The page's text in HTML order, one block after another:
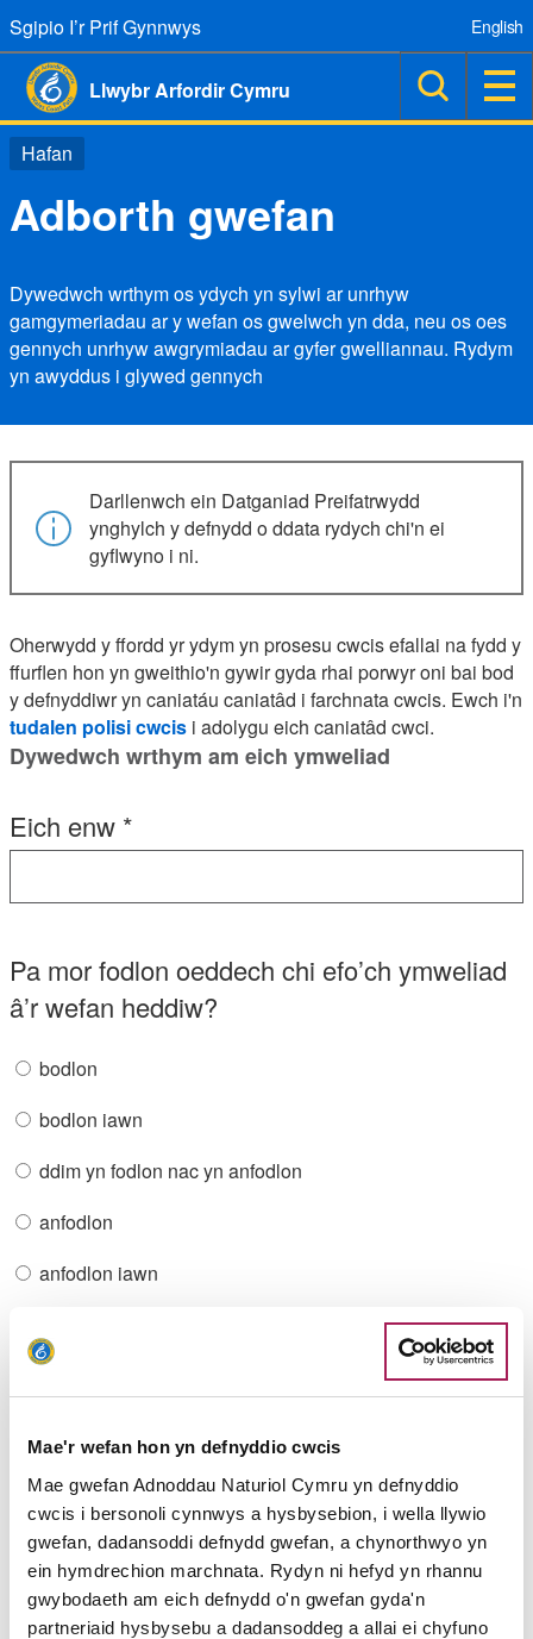
Mae'r wefan hon yn defnyddio cwcis
Mae gwefan Adnoddau Naturiol Cymru yn defnyddio
cwcis i bersonoli cynnwys a hysbysebion, i wella llywio
gwefan, dadansoddi defnydd gwefan, a chynorthwyo yn
ein hymdrechion marchnata. Rydyn ni hefyd yn rhannu
gwybodaeth am eich defnydd o'n gwefan gyda'n
partneriaid hysbysebu a dadansoddeg a allai ei chyfuno
Sgipio I’r Prif Gynnwys
Llwybr Arfordir Cymru
English
Hafan
Adborth gwefan
Dywedwch wrthym os ydych yn sylwi ar unrhyw
gamgymeriadau ar y wefan os gwelwch yn dda, neu os oes
gennych unrhyw awgrymiadau ar gyfer gwelliannau. Rydym
yn awyddus i glywed gennych
Darllenwch ein Datganiad Preifatrwydd
ynghylch y defnydd o ddata rydych chi'n ei
gyflwyno i ni.
Oherwydd y ffordd yr ydym yn prosesu cwcis efallai na fydd y
ffurflen hon yn gweithio'n gywir gyda rhai porwyr oni bai bod
y defnyddiwr yn caniatáu caniatâd i farchnata cwcis. Ewch i'n
tudalen polisi cwcis i adolygu eich caniatâd cwci.
Dywedwch wrthym am eich ymweliad
Eich enw *
Pa mor fodlon oeddech chi efo’ch ymweliad
â’r wefan heddiw?
bodlon
bodlon iawn
ddim yn fodlon nac yn anfodlon
anfodlon
anfodlon iawn
Beth oeddech chi'n chwilio amdano?
Gawsoch chi beth roeddech yn chwilio
amdano?
Do